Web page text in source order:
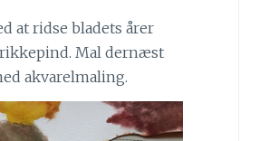
at ridse bladets årer
Mal dernæst
akvarelmaling.